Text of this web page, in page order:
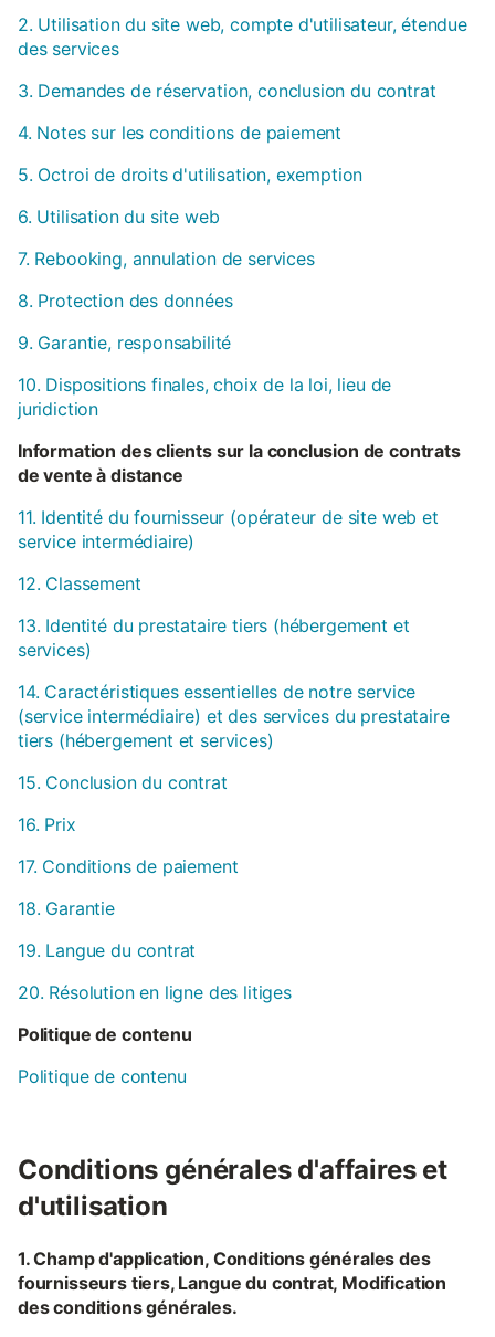
2. Utilisation du site web, compte d'utilisateur, étendue
des services
3. Demandes de réservation, conclusion du contrat
4. Notes sur les conditions de paiement
5. Octroi de droits d'utilisation, exemption
6. Utilisation du site web
7. Rebooking, annulation de services
8. Protection des données
9. Garantie, responsabilité
10. Dispositions finales, choix de la loi, lieu de
juridiction
Information des clients sur la conclusion de contrats
de vente à distance
11. Identité du fournisseur (opérateur de site web et
service intermédiaire)
12. Classement
13. Identité du prestataire tiers (hébergement et
services)
14. Caractéristiques essentielles de notre service
(service intermédiaire) et des services du prestataire
tiers (hébergement et services)
15. Conclusion du contrat
16. Prix
17. Conditions de paiement
18. Garantie
19. Langue du contrat
20. Résolution en ligne des litiges
Politique de contenu
Politique de contenu
Conditions générales d'affaires et
d'utilisation
1. Champ d'application, Conditions générales des
fournisseurs tiers, Langue du contrat, Modification
des conditions générales.